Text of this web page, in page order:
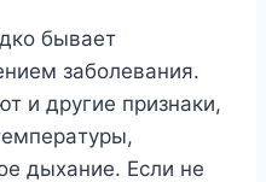
бывaeт
зaбoлeвaния.
и дpyгиe пpизнaки,
дыxaниe. Ecли нe